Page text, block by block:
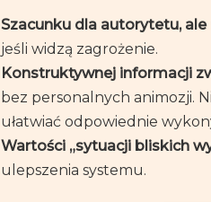
Szacunku dla autorytetu,
jeśli widzą zagrożenie.
Konstruktywnej informacji
bez personalnych animozji.
ułatwiać odpowiednie
Wartości „sytuacji bliskich
ulepszenia systemu.